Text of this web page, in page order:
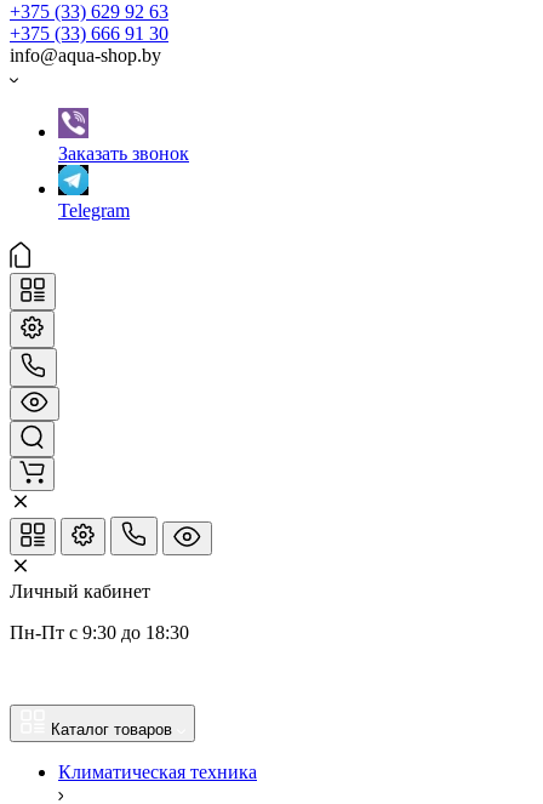
+375 (33) 629 92 63
+375 (33) 666 91 30
info@aqua-shop.by
Заказать звонок
Telegram
Личный кабинет
Пн-Пт с 9:30 до 18:30
Каталог товаров
Климатическая техника